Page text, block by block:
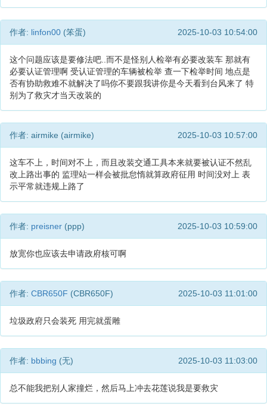
作者: linfon00 (笨蛋) 2025-10-03 10:54:00
这个问题应该是要修法吧..而不是怪别人检举有必要改装车 那就有
必要认证管理啊 受认证管理的车辆被检举 查一下检举时间 地点是
否有协助救难不就解决了吗你不要跟我讲你是今天看到台风来了 特
别为了救灾才当天改装的
作者: airmike (airmike) 2025-10-03 10:57:00
这车不上，时间对不上，而且改装交通工具本来就要被认证不然乱
改上路出事的 监理站一样会被批怠惰就算政府征用 时间没对上 表
示平常就违规上路了
作者: preisner (ppp) 2025-10-03 10:59:00
放宽你也应该去申请政府核可啊
作者: CBR650F (CBR650F) 2025-10-03 11:01:00
垃圾政府只会装死 用完就蛋雕
作者: bbbing (无) 2025-10-03 11:03:00
总不能我把别人家撞烂，然后马上冲去花莲说我是要救灾